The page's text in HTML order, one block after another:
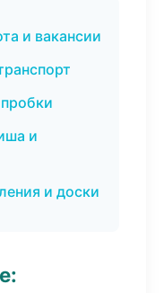
и вакансии
и
и доски